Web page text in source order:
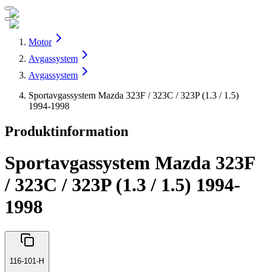
Motor
Avgassystem
Avgassystem
Sportavgassystem Mazda 323F / 323C / 323P (1.3 / 1.5)
1994-1998
Produktinformation
Sportavgassystem Mazda 323F
/ 323C / 323P (1.3 / 1.5) 1994-
1998
116-101-H